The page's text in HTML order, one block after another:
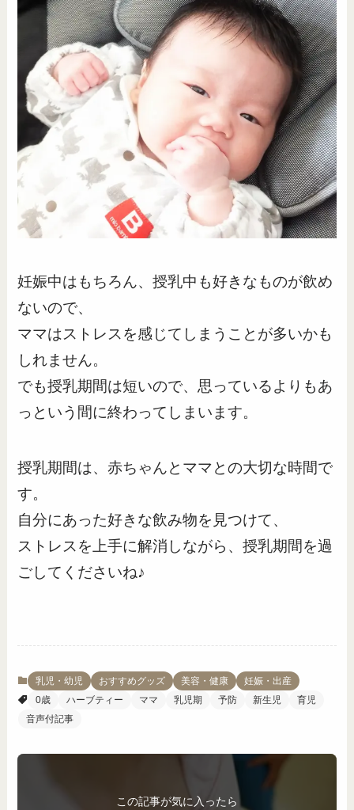
妊娠中はもちろん、授乳中も好きなものが飲め
ないので、
ママはストレスを感じてしまうことが多いかも
しれません。
でも授乳期間は短いので、思っているよりもあ
っという間に終わってしまいます。
授乳期間は、赤ちゃんとママとの大切な時間で
す。
自分にあった好きな飲み物を見つけて、
ストレスを上手に解消しながら、授乳期間を過
ごしてくださいね♪
乳児・幼児 おすすめグッズ 美容・健康
妊娠・出産
0歳
ハーブティー ママ 乳児期 予防 新生児
育児
音声付記事
この記事が気に入ったら